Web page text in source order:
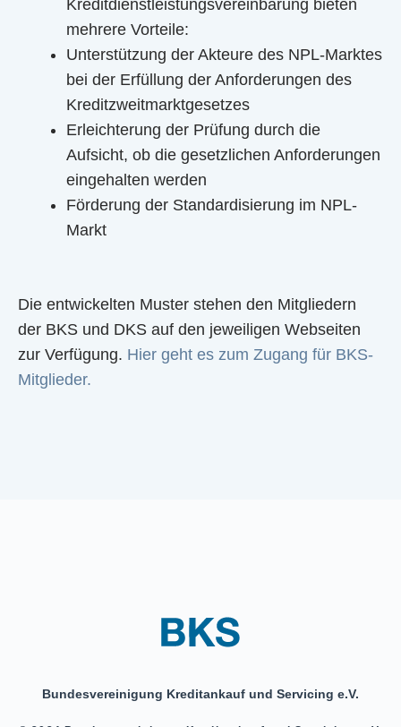
Kreditdienstleistungsvereinbarung bieten
mehrere Vorteile:
Unterstützung der Akteure des NPL-Marktes
bei der Erfüllung der Anforderungen des
Kreditzweitmarktgesetzes
Erleichterung der Prüfung durch die
Aufsicht, ob die gesetzlichen Anforderungen
eingehalten werden
Förderung der Standardisierung im NPL-
Markt
Die entwickelten Muster stehen den Mitgliedern
der BKS und DKS auf den jeweiligen Webseiten
zur Verfügung. Hier geht es zum Zugang für BKS-
Mitglieder.
Bundesvereinigung Kreditankauf und Servicing e.V.